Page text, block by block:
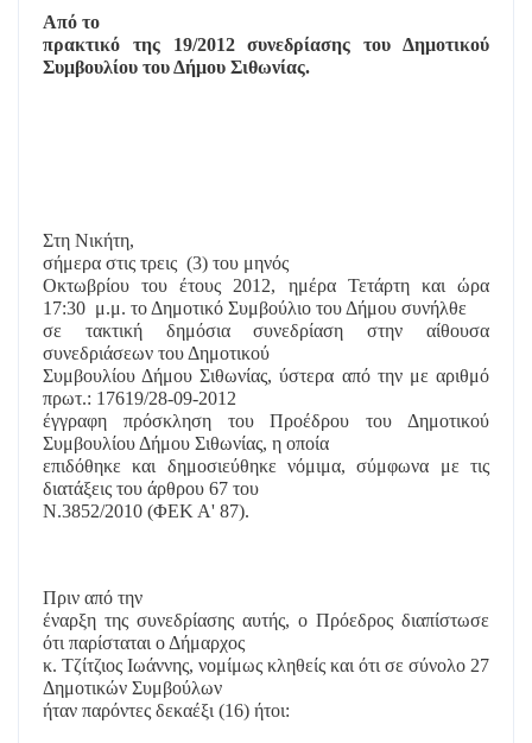
Από το
πρακτικό της 19/2012 συνεδρίασης του Δημοτικού
Συμβουλίου του Δήμου Σιθωνίας.
Στη Νικήτη,
σήμερα στις τρεις (3) του μηνός
Οκτωβρίου του έτους 2012, ημέρα Τετάρτη και ώρα
17:30 μ.μ. το Δημοτικό Συμβούλιο του Δήμου συνήλθε
σε τακτική δημόσια συνεδρίαση στην αίθουσα
συνεδριάσεων του Δημοτικού
Συμβουλίου Δήμου Σιθωνίας, ύστερα από την με αριθμό
πρωτ.: 17619/28-09-2012
έγγραφη πρόσκληση του Προέδρου του Δημοτικού
Συμβουλίου Δήμου Σιθωνίας, η οποία
επιδόθηκε και δημοσιεύθηκε νόμιμα, σύμφωνα με τις
διατάξεις του άρθρου 67 του
Ν.3852/2010 (ΦΕΚ Α' 87).
Πριν από την
έναρξη της συνεδρίασης αυτής, ο Πρόεδρος διαπίστωσε
ότι παρίσταται ο Δήμαρχος
κ. Τζίτζιος Ιωάννης, νομίμως κληθείς και ότι σε σύνολο 27
Δημοτικών Συμβούλων
ήταν παρόντες δεκαέξι (16) ήτοι: